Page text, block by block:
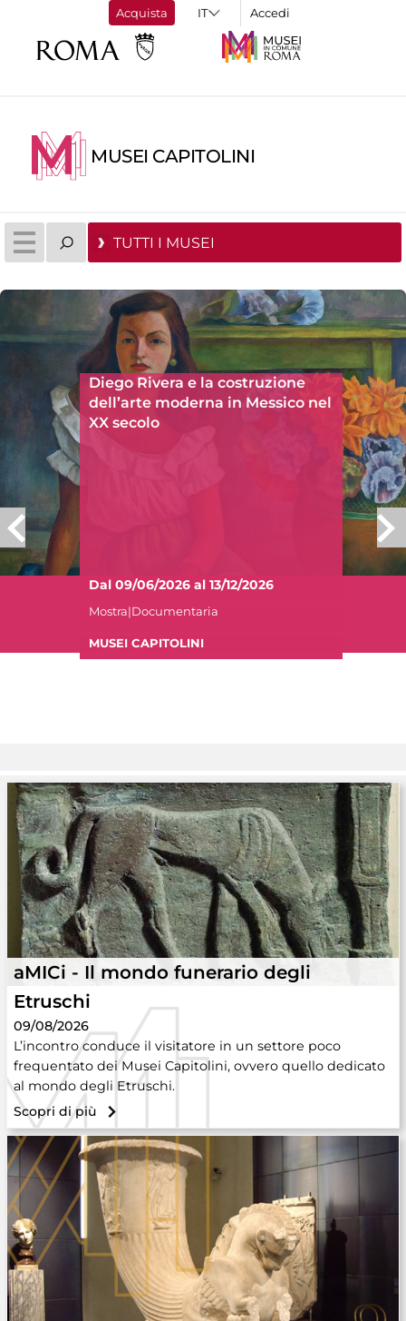
Acquista Accedi
MUSEI CAPITOLINI
TUTTI I MUSEI
Diego Rivera e la costruzione
dell’arte moderna in Messico nel
XX secolo
Dal 09/06/2026 al 13/12/2026
Mostra|Documentaria
MUSEI CAPITOLINI
aMICi - Il mondo funerario degli
Etruschi
09/08/2026
L’incontro conduce il visitatore in un settore poco
frequentato dei Musei Capitolini, ovvero quello dedicato
al mondo degli Etruschi.
Scopri di più